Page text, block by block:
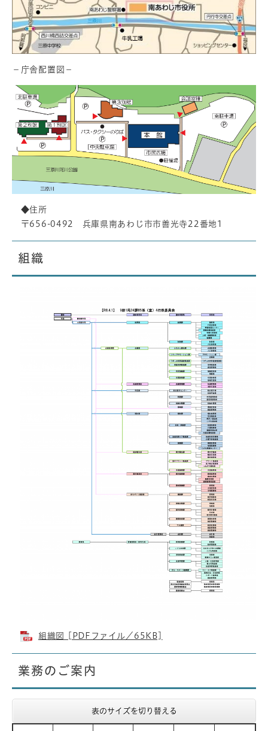
－庁舎配置図－
◆住所
〒656-0492 兵庫県南あわじ市市善光寺22番地1
組織
組織図 [PDFファイル／65KB]
業務のご案内
表のサイズを切り替える